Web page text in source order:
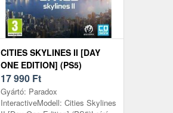
CITIES SKYLINES II [DAY
ONE EDITION] (PS5)
17 990 Ft
Gyártó: Paradox
InteractiveModell: Cities Skylines